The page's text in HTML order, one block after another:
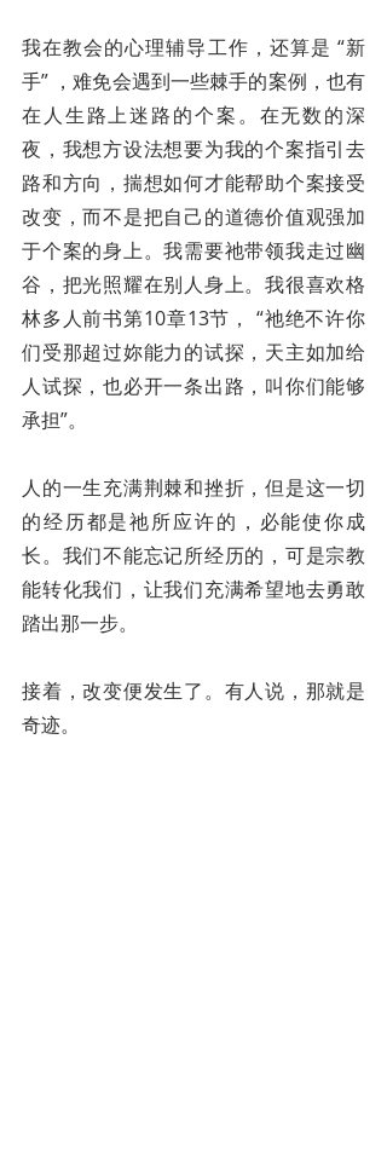
我在教会的心理辅导工作，还算是 “新
手” ，难免会遇到一些棘手的案例，也有
在人生路上迷路的个案。在无数的深
夜，我想方设法想要为我的个案指引去
路和方向，揣想如何才能帮助个案接受
改变，而不是把自己的道德价值观强加
于个案的身上。我需要祂带领我走过幽
谷，把光照耀在别人身上。我很喜欢格
林多人前书第10章13节， “祂绝不许你
们受那超过妳能力的试探，天主如加给
人试探，也必开一条出路，叫你们能够
承担”。
人的一生充满荆棘和挫折，但是这一切
的经历都是祂所应许的，必能使你成
长。我们不能忘记所经历的，可是宗教
能转化我们，让我们充满希望地去勇敢
踏出那一步。
接着，改变便发生了。有人说，那就是
奇迹。